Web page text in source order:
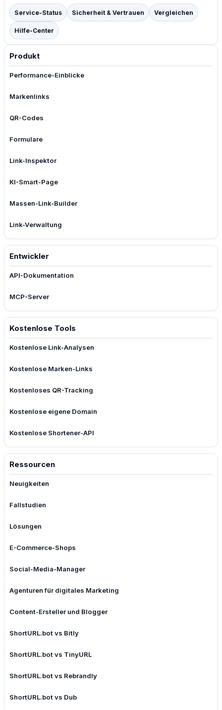
Service-Status Sicherheit & Vertrauen Vergleichen
Hilfe-Center
Produkt
Performance-Einblicke
Markenlinks
QR-Codes
Formulare
Link-Inspektor
KI-Smart-Page
Massen-Link-Builder
Link-Verwaltung
Entwickler
API-Dokumentation
MCP-Server
Kostenlose Tools
Kostenlose Link-Analysen
Kostenlose Marken-Links
Kostenloses QR-Tracking
Kostenlose eigene Domain
Kostenlose Shortener-API
Ressourcen
Neuigkeiten
Fallstudien
Lösungen
E-Commerce-Shops
Social-Media-Manager
Agenturen für digitales Marketing
Content-Ersteller und Blogger
ShortURL.bot vs Bitly
ShortURL.bot vs TinyURL
ShortURL.bot vs Rebrandly
ShortURL.bot vs Dub